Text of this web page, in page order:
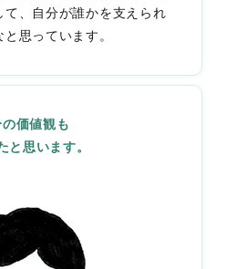
、自分が誰かを支えられ
思っています。
の価値観も
と思います。